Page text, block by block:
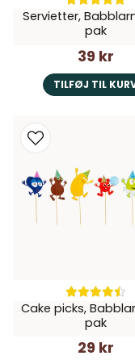
Servietter,
pak
39 kr
TILFØJ TIL
Cake picks,
pak
29 kr